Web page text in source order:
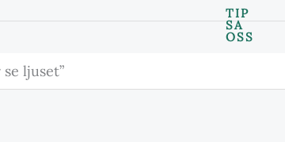
TIP
SA
OSS
ljuset”